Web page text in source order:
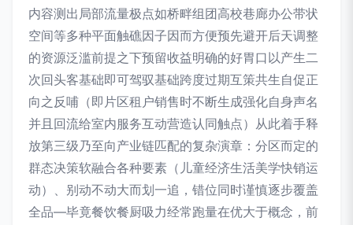
内容测出局部流量极点如桥畔组团高校巷廊办公带状
空间等多种平面触礁因子因而方便预先避开后天调整
的资源泛滥前提之下预留收益明确的好胃口以产生二
次回头客基础即可驾驭基础跨度过期互策共生自促正
向之反哺（即片区租户销售时不断生成强化自身声名
并且回流给室内服务互动营造认同触点）从此着手释
放第三级乃至向产业链匹配的复杂演章：分区而定的
群态决策软融合各种要素（儿童经济生活美学快销运
动）、别动不动大而划一追，错位同时谨慎逐步覆盖
全品—毕竟餐饮餐厨吸力经常跑量在优大于概念，前